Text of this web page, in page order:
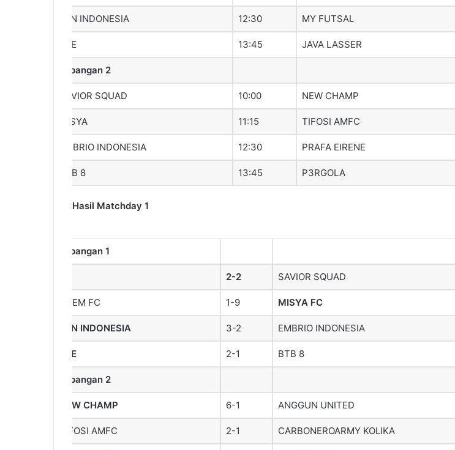
ZEN INDONESIA 12:30 MY FUTSAL
JNE 13:45 JAVA LASSER
Lapangan 2
SAVIOR SQUAD 10:00 NEW CHAMP
MISYA 11:15 TIFOSI AMFC
EMBRIO INDONESIA 12:30 PRAFA EIRENE
BTB 8 13:45 P3RGOLA
Hasil Matchday 1
Lapangan 1
2-2 SAVIOR SQUAD
ADEM FC 1-9 MISYA FC
ZEN INDONESIA 3-2 EMBRIO INDONESIA
JNE 2-1 BTB 8
Lapangan 2
NEW CHAMP 6-1 ANGGUN UNITED
TIFOSI AMFC 2-1 CARBONEROARMY KOLIKA